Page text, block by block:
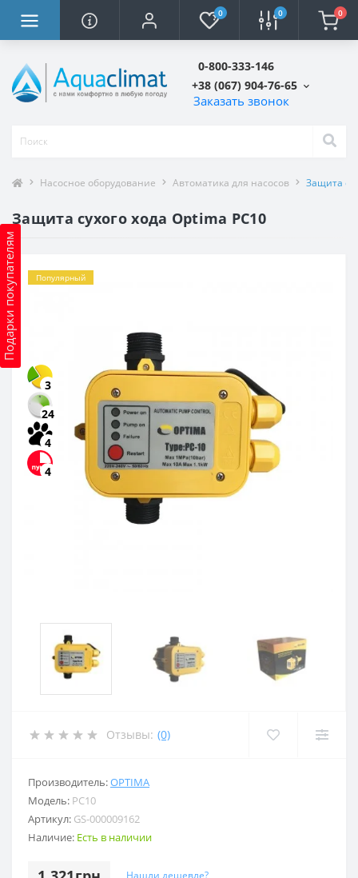
0 0 0
0-800-333-146
+38 (067) 904-76-65
Заказать звонок
Подарки покупателям
Насосное оборудование Автоматика для насосов Защита
Защита сухого хода Optima PC10
Популярный
3
24
4
4
Отзывы: (0)
Производитель:OPTIMA
Модель: PC10
Артикул: GS-000009162
Наличие: Есть в наличии
Нашли дешевле?